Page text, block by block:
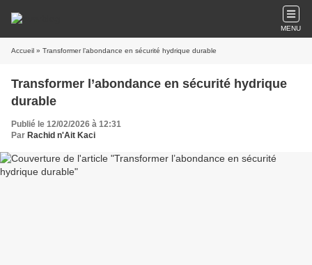
MENU
Accueil » Transformer l’abondance en sécurité hydrique durable
Transformer l’abondance en sécurité hydrique
durable
Publié le 12/02/2026 à 12:31
Par Rachid n'Ait Kaci